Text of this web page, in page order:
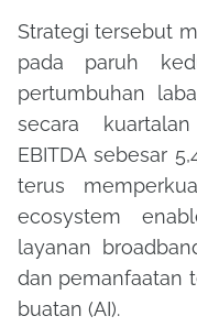
Strategi tersebut
pada paruh
pertumbuhan
secara
EBITDA sebesar
terus
ecosystem
layanan
dan pemanfaatan
buatan (AI).